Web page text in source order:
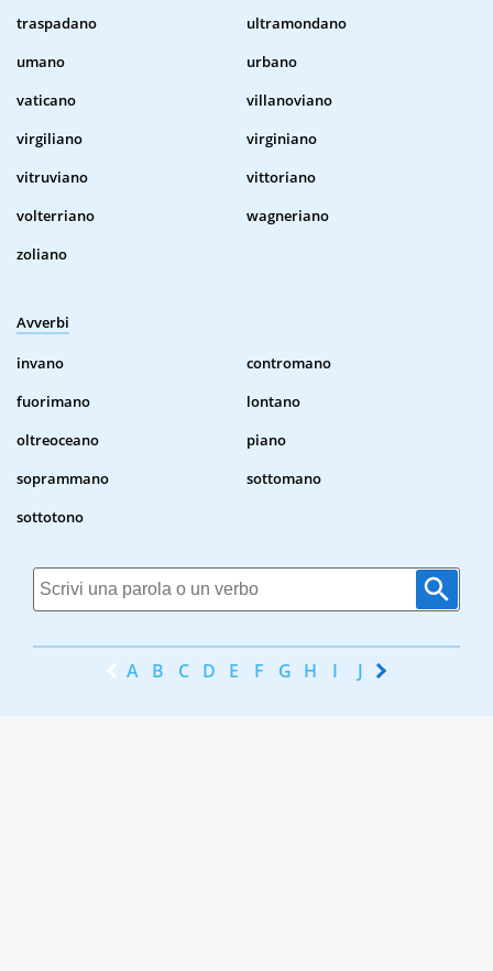
traspadano
ultramondano
umano
urbano
vaticano
villanoviano
virgiliano
virginiano
vitruviano
vittoriano
volterriano
wagneriano
zoliano
Avverbi
invano
contromano
fuorimano
lontano
oltreoceano
piano
soprammano
sottomano
sottotono
A B C D E F G H I J K